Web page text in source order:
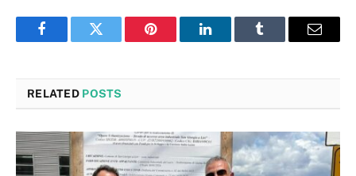
FacebookTwitter Pinterest LinkedInTumblr Email
RELATED POSTS